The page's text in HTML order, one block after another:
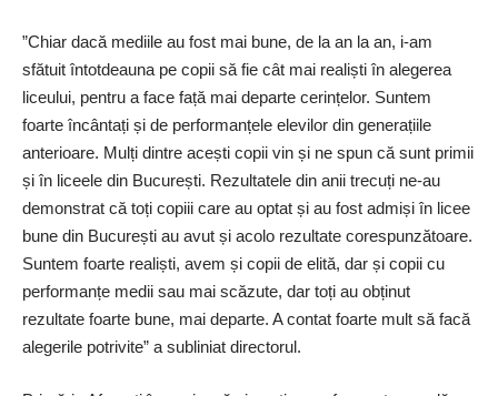
”Chiar dacă mediile au fost mai bune, de la an la an, i-am
sfătuit întotdeauna pe copii să fie cât mai realiști în alegerea
liceului, pentru a face față mai departe cerințelor. Suntem
foarte încântați și de performanțele elevilor din generațiile
anterioare. Mulți dintre acești copii vin și ne spun că sunt primii
și în liceele din București. Rezultatele din anii trecuți ne-au
demonstrat că toți copiii care au optat și au fost admiși în licee
bune din București au avut și acolo rezultate corespunzătoare.
Suntem foarte realiști, avem și copii de elită, dar și copii cu
performanțe medii sau mai scăzute, dar toți au obținut
rezultate foarte bune, mai departe. A contat foarte mult să facă
alegerile potrivite” a subliniat directorul.